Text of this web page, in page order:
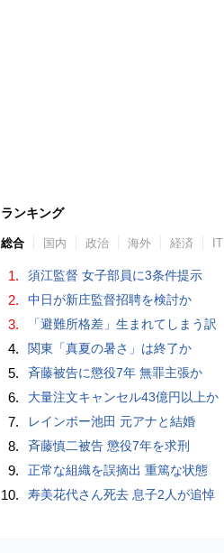
ランキング
総合 国内 政治 海外 経済 IT
1. 須江監督 女子部員に3条件提示
2. 中日が新庄監督招聘を検討か
3. 「避難所格差」生まれてしまう訳
4. 関東「真夏の暑さ」は終了か
5. 斉藤被告に懲役7年 無罪主張か
6. 大量注文キャンセル43億円以上か
7. レインボー池田 元アナと結婚
8. 斉藤慎二被告 懲役7年を求刑
9. 正常な組織を誤摘出 重篤な状態
10. 寿美花代さん死去 息子2人が追悼